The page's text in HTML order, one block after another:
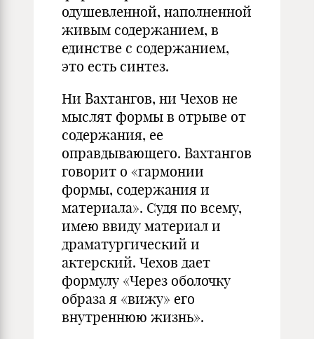
одушевленной, наполненной
живым содержанием, в
единстве с содержанием,
это есть синтез.
Ни Вахтангов, ни Чехов не
мыслят формы в отрыве от
содержания, ее
оправдывающего. Вахтангов
говорит о «гармонии
формы, содержания и
материала». Судя по всему,
имею ввиду материал и
драматургический и
актерский. Чехов дает
формулу «Через оболочку
образа я «вижу» его
внутреннюю жизнь».